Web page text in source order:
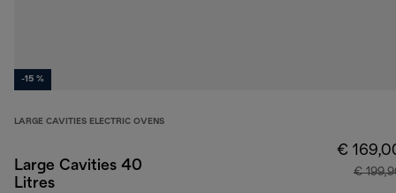
-15 %
LARGE CAVITIES ELECTRIC OVENS
Large Cavities 40
Litres
€
€